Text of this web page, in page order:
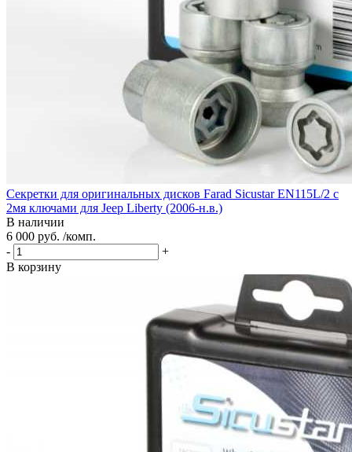
Секретки для оригинальных дисков Farad Sicustar EN115L/2 с
2мя ключами для Jeep Liberty (2006-н.в.)
В наличии
6 000 руб. /комп.
-
+
В корзину